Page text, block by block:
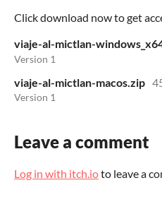
Click download now to get
viaje-al-mictlan-
Version 1
viaje-al-mictlan-macos.zip
Version 1
Leave a comment
Log in with itch.ioto leave a